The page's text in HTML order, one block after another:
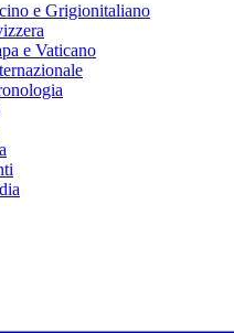
e Grigionitaliano
e Vaticano